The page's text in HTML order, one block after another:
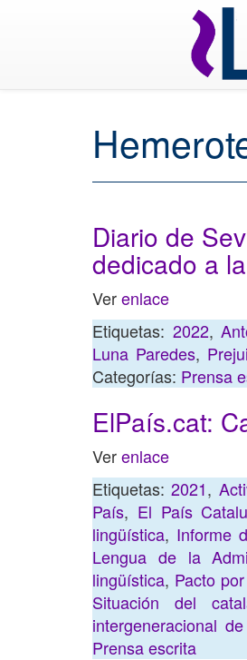
Diario de
dedicado a
Verenlace
Etiquetas: 2022,
Luna Paredes,
Categorías: Prensa
ElPaís.cat:
Verenlace
Etiquetas:2021,
País, El País
lingüística, Informe
Lengua de la
lingüística, Pacto
Situación del
intergeneracional
Prensa escrita